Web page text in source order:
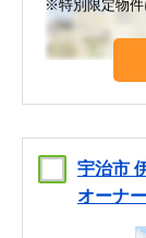
※特別限定物件
宇治市
オーナ